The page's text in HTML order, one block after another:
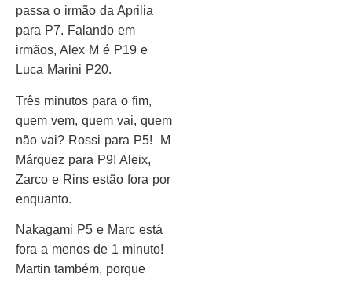
passa o irmão da Aprilia
para P7. Falando em
irmãos, Alex M é P19 e
Luca Marini P20.
Três minutos para o fim,
quem vem, quem vai, quem
não vai? Rossi para P5! M
Márquez para P9! Aleix,
Zarco e Rins estão fora por
enquanto.
Nakagami P5 e Marc está
fora a menos de 1 minuto!
Martin também, porque